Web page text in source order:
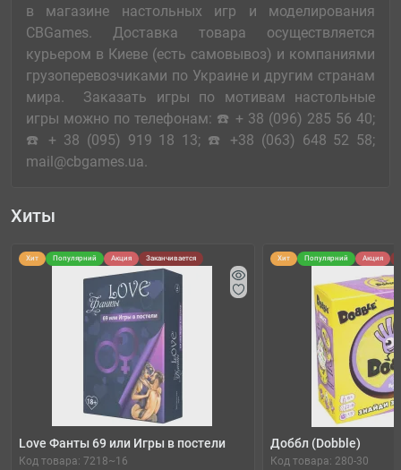
в магазине настольных игр и моделирования
CBGames. Доставка товара осуществляется
курьером в Киеве (есть самовывоз) и компаниями
грузоперевозчиками по Украине и другим странам
мира. Заказать игры по мотивам настольные
игры можно по телефонам: ☎️ + 38 (096) 285 56 40;
☎️ + 38 (095) 919 18 13; ☎️ +38 (063) 648 52 58;
mail@cbgames.ua.
Хиты
Хит Популярний Акция Заканчивается
Love Фанты 69 или Игры в постели
Код товара: 7218~16
Хит Популярний Акция
Доббл (Dobble)
Код товара: 280-30